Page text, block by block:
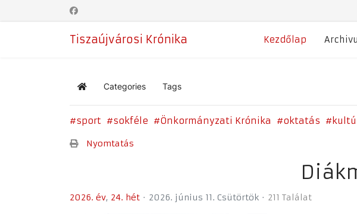
Tiszaújvárosi Krónika Kezdőlap
Home Categories Tags
sport sokféle Önkormányzati Krónika oktatás
Nyomtatás
2026. év 24. hét 2026. június 11. Csütörtök 211 Találat